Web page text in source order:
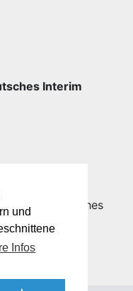
und
Infos
Interim
Deutsches